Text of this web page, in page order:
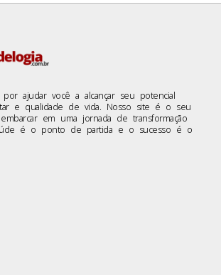
por ajudar você a alcançar seu potencial
e qualidade de vida. Nosso site é o seu
em uma jornada de transformação
é o ponto de partida e o sucesso é o